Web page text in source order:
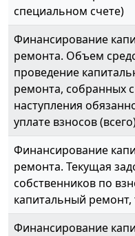
специальном счете)
Финансирование
ремонта. Объем
проведение
ремонта, собранных
наступления
уплате взносов
Финансирование
ремонта. Текущая
собственников по
капитальный ремонт,
Финансирование